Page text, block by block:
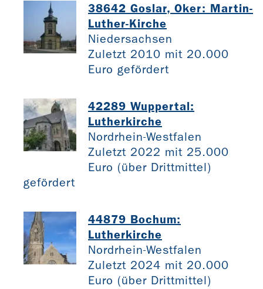
38642 Goslar, Oker: Martin-
Luther-Kirche
Niedersachsen
Zuletzt 2010 mit 20.000
Euro gefördert
42289 Wuppertal:
Lutherkirche
Nordrhein-Westfalen
Zuletzt 2022 mit 25.000
Euro (über Drittmittel)
gefördert
44879 Bochum:
Lutherkirche
Nordrhein-Westfalen
Zuletzt 2024 mit 20.000
Euro (über Drittmittel)